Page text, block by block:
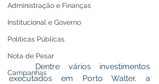
Administração e Finanças
Institucional e Governo
Políticas Públicas
Nota de Pesar
Campanhas
executados em Porto Walter, a